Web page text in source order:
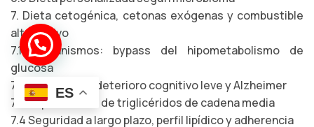
7. Dieta cetogénica, cetonas exógenas y combustible
alternativo
7.1 Mecanismos: bypass del hipometabolismo de
glucosa
7.2 Evidencia en deterioro cognitivo leve y Alzheimer
7.3 Suplementos de triglicéridos de cadena media
7.4 Seguridad a largo plazo, perfil lipídico y adherencia
ES
¡Hola! Soy el *bot José*